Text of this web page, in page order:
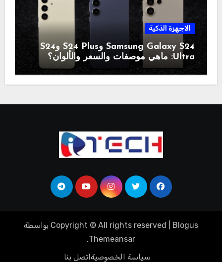
الاجهزة الذكية
Samsung Galaxy S24 وS24 Plus وS24
Ultra: ماهي موصفات والسعر والألوان؟
Copyright © All rights reserved Blogus
بواسطة
Themeansar
.
سياسة الخصوصيةاتصل بنا